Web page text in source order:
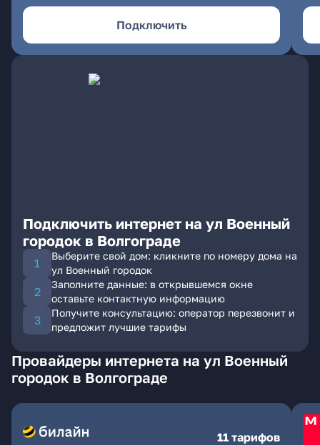
Подключить
Подключить интернет на ул Военный
городок в Волгограде
Выберите свой дом: кликните по номеру дома на
ул Военный городок
Заполните данные: в открывшемся окне
оставьте контактную информацию
Получите консультацию: оператор перезвонит и
предложит лучшие тарифы
Провайдеры интернета на ул Военный
городок в Волгограде
11 тарифов